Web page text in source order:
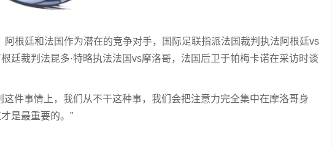
根廷和法国作为潜在的竞争对手，国际足联指派法国裁判执法阿根廷vs
廷裁判法昆多·特略执法法国vs摩洛哥，法国后卫于帕梅卡诺在采访时谈
件事情上，我们从不干这种事，我们会把注意力完全集中在摩洛哥身
是最重要的。”